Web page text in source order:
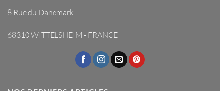
8 Rue du Danemark
68310 WITTELSHEIM - FRANCE